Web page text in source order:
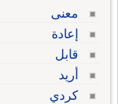
معنى
إعادة
قابل
أريد
كردي